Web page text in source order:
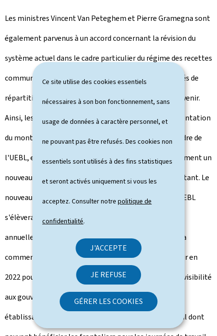
Ce site utilise des cookies essentiels
nécessaires à son bon fonctionnement, sans
usage de données à caractère personnel, et
ne pouvant pas être refusés. Des cookies non
essentiels sont utilisés à des fins statistiques
et seront activés uniquement si vous les
acceptez. Consulter notrepolitique de
confidentialité.
J'ACCEPTE
JE REFUSE
GÉRER LES COOKIES
Les ministres Vincent Van Peteghem et Pierre Gramegna sont
également parvenus à un accord concernant la révision du
système actuel dans le cadre particulier du régime des recettes
communes de l'UEBL. Cet accord redéfinit les modalités de
répartition des recettes communes pour les années à venir.
Ainsi, les ministres se sont mis d'accord sur une augmentation
du montant défalqué des recettes générées dans le cadre de
l'UEBL, et revenant à la Belgique. L'accord inclut également un
nouveau mécanisme d'adaptation régulière dudit montant. Le
nouveau montant devant être défalqué des recettes UEBL
s'élèvera à 48 millions euros, et il sera augmenté
annuellement de 2,4 millions euros. Pierre Gramegna a
commenté: "Ce nouveau système qui entrera en vigueur en
2022 pour les dix prochaines années, donnera de la prévisibilité
aux gouvernements belge et luxembourgeois, tout en
établissant une base solide pour les jours de télétravail dont